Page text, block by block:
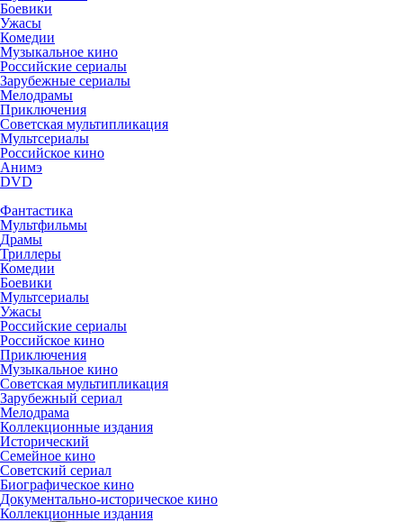
Боевики
Ужасы
Комедии
Музыкальное кино
Российские сериалы
Зарубежные сериалы
Мелодрамы
Приключения
Советская мультипликация
Мультсериалы
Российское кино
Анимэ
DVD
Фантастика
Мультфильмы
Драмы
Триллеры
Комедии
Боевики
Мультсериалы
Ужасы
Российские сериалы
Российское кино
Приключения
Музыкальное кино
Советская мультипликация
Зарубежный сериал
Мелодрама
Коллекционные издания
Исторический
Семейное кино
Советский сериал
Биографическое кино
Документально-историческое кино
Коллекционные издания